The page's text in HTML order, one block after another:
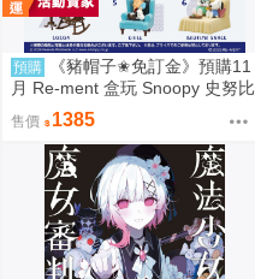
預購
《豬帽子✬免訂金》預購11
月 Re-ment 盒玩 Snoopy 史努比
悠閒座椅場景 中盒6入 0816
售價 1385